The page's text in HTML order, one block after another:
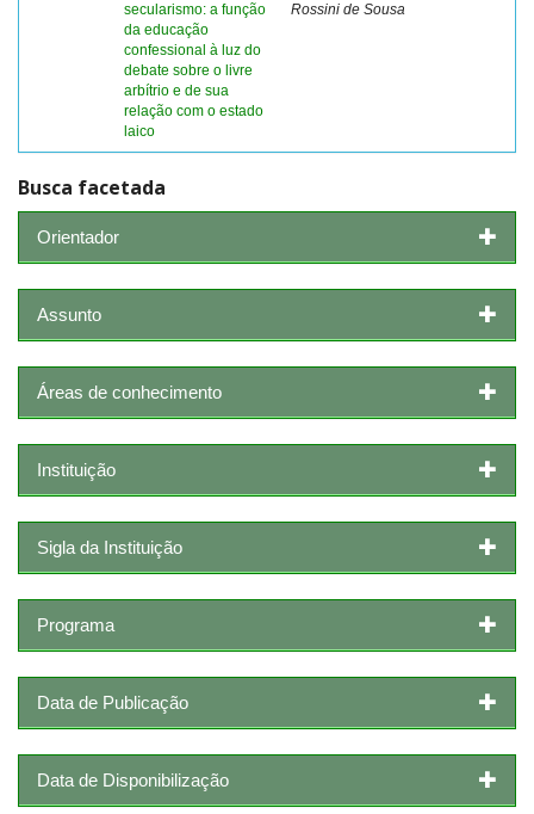
secularismo: a função
da educação
confessional à luz do
debate sobre o livre
arbítrio e de sua
relação com o estado
laico
Rossini de Sousa
Busca facetada
Orientador
Assunto
Áreas de conhecimento
Instituição
Sigla da Instituição
Programa
Data de Publicação
Data de Disponibilização